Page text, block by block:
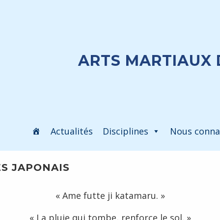
ARTS MARTIAUX
Actualités Disciplines Nous
JAPONAIS
« Ame futte ji katamaru. »